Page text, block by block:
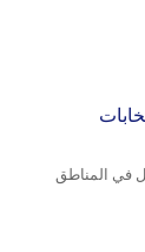
في المناطق